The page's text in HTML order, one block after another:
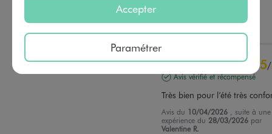
Utile(0) Signaler
5/
Avis vérifié et récompensé
Très bien pour l’été très
Avis du 10/04/2026
, suite à une
expérience du 28/03/2026 par
Valentine R.
Accepter
Paramétrer